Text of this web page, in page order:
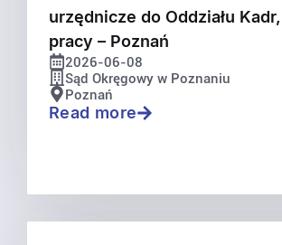
urzędnicze do Oddziału
pracy – Poznań
2026-06-08
Sąd Okręgowy w Poznaniu
Poznań
Read more